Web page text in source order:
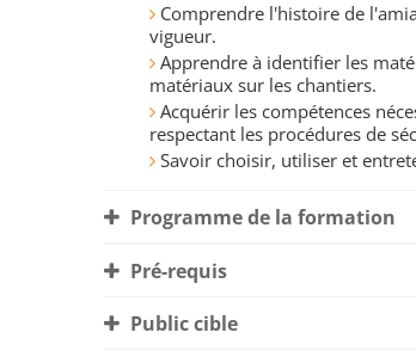
Comprendre l'histoire de
vigueur.
Apprendre à identifier les
matériaux sur les chantiers.
Acquérir les compétences
respectant les procédures de
Savoir choisir, utiliser et
Programme de la formation
Pré-requis
Public cible